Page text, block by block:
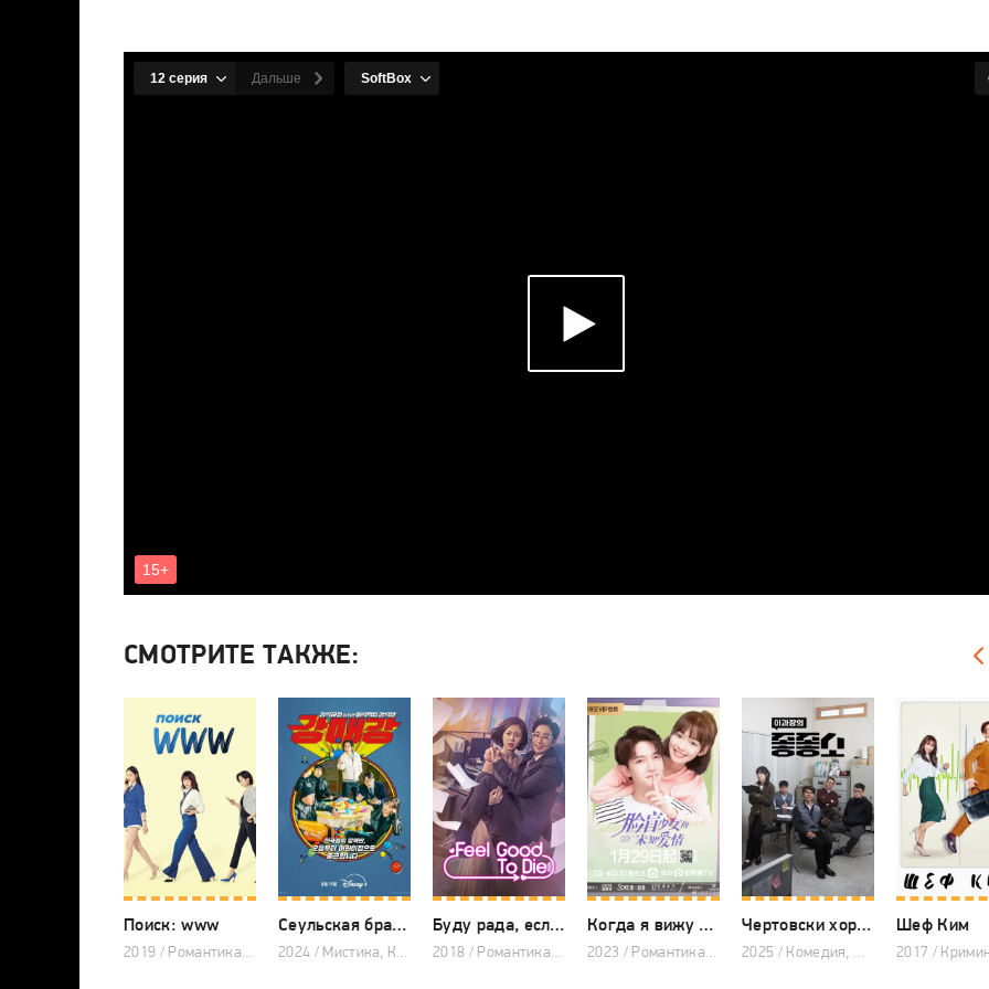
СМОТРИТЕ ТАКЖЕ:
Поиск: www
2019 / Романтика, Комедия, Драма, Корейские дорамы
Сеульская братва
2024 / Мистика, Комедия, Драма, Корейские дорамы
Буду рада, если ты умрёшь
2018 / Романтика, Фэнтези, Комедия, Драма, Корейские дорамы
Когда я вижу твое лицо
2023 / Романтика, Китайские дорамы
Чертовски хорошая компания
2025 / Комедия, Дорамы 2025, Корейские дорамы
Шеф Ким